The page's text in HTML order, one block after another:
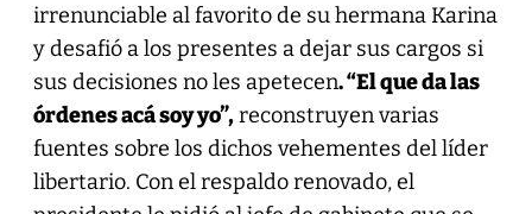
irrenunciable al favorito de su hermana Karina
y desafió a los presentes a dejar sus cargos si
sus decisiones no les apetecen. “El que da las
órdenes acá soy yo”,reconstruyen varias
fuentes sobre los dichos vehementes del líder
libertario. Con el respaldo renovado, el